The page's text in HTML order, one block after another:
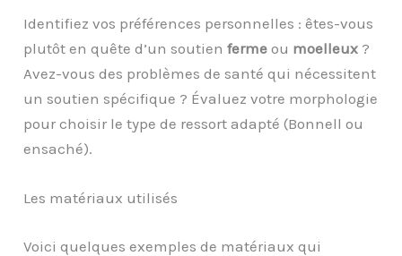
Identifiez vos préférences personnelles : êtes-vous
plutôt en quête d’un soutienferme ou moelleux ?
Avez-vous des problèmes de santé qui nécessitent
un soutien spécifique ? Évaluez votre morphologie
pour choisir le type de ressort adapté (Bonnell ou
ensaché).
Les matériaux utilisés
Voici quelques exemples de matériaux qui